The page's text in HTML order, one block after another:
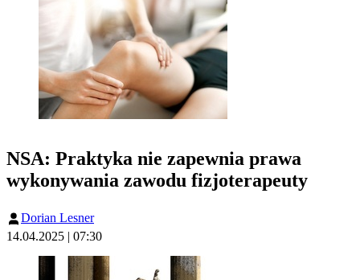
NSA: Praktyka nie zapewnia prawa
wykonywania zawodu fizjoterapeuty
Dorian Lesner
14.04.2025 | 07:30